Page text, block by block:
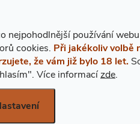
nejpohodlnější používání
cookies. Při jakékoliv volbě
že vám již bylo 18 let.
Více informacízde.
1989 místní nadšenci uvedli
jaký můžeme nalézt i ve
český ječmen a
berlínské zdi a především
20 let, kdy byla znovu